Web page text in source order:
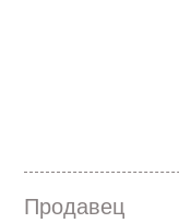
Продавец